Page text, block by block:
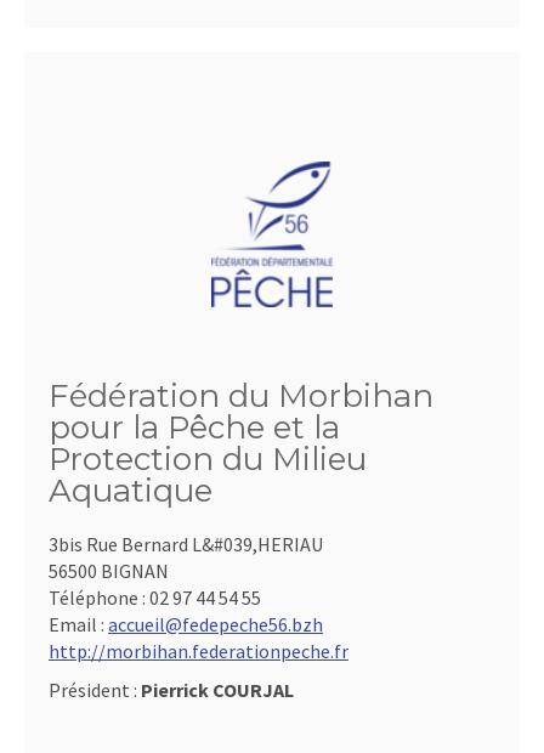
Fédération du Morbihan
pour la Pêche et la
Protection du Milieu
Aquatique
3bis Rue Bernard L&#039,HERIAU
56500 BIGNAN
Téléphone : 02 97 44 54 55
Email : accueil@fedepeche56.bzh
http://morbihan.federationpeche.fr
Président : Pierrick COURJAL